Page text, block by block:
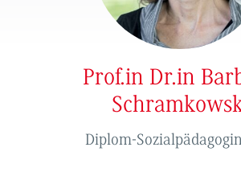
Prof.in Dr.in
Diplom-